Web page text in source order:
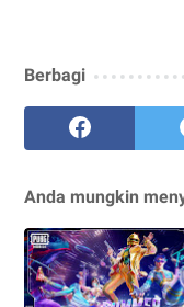
Berbagi
Anda mungkin